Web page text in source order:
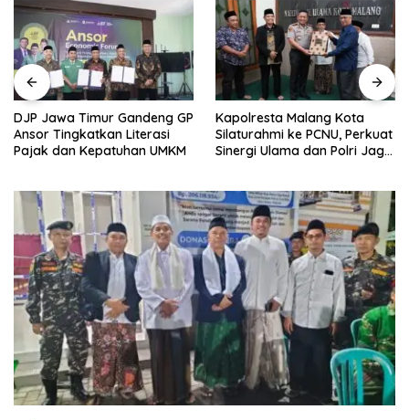
DJP Jawa Timur Gandeng GP
Ansor Tingkatkan Literasi
Pajak dan Kepatuhan UMKM
Kapolresta Malang Kota
Silaturahmi ke PCNU, Perkuat
Sinergi Ulama dan Polri Jaga